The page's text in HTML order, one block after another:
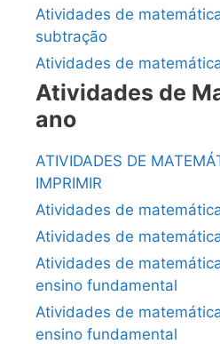
Atividades de
subtração
Atividades de
Atividades de
ano
ATIVIDADES DE
IMPRIMIR
Atividades de
Atividades de
Atividades de
ensino fundamental
Atividades de
ensino fundamental